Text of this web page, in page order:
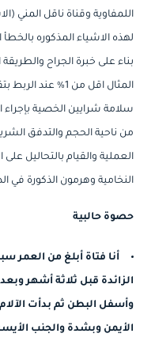
اللمفاوية وقناة ناقل المني
لهذه الاشياء المذكوره بالخطأ
بناء على خبرة الجراح
المثال اقل من 1%
سلامة شرايين الخصية بإجراء
من ناحية الحجم والتدفق
العملية والقيام بالتحاليل
النخامية وهرمون الذكورة في
حصوة حالبية
أنا فتاة أبلغ من العمر
الزائدة قبل ثلاثة أشهر
وأسفل البطن ثم بدأت
الأيمن وبشدة والجنب